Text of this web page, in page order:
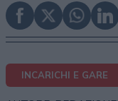
INCARICHI E GARE